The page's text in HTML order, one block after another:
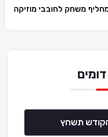
משחק לחובבי מוזיקה
הקודש תשחץ